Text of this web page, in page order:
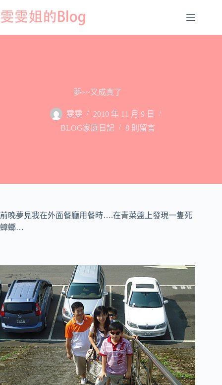
至
夢~~又成真了
雯雯
2010 年 11 月 9 日
BLOG家庭日記
8 則留言
前晚夢見我在外面餐廳用餐時….在青菜盤上發現一隻死
蟑螂…